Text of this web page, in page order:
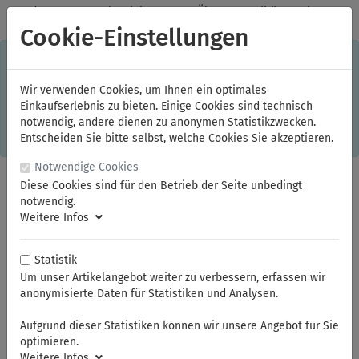
✓Jeden Monat starke Aktionen ✓Über 20 Qualitätsmarken ✓
Kostenlose Lieferung im Inland ab 150,00 Euro Bruttowarenwert
Einkaufserlebnis. Dabei werden beispielsweise die Session-
Informationen oder die Spracheinstellung auf Ihrem Rechner
gespeichert. Ohne Cookies ist der Funktionsumfang des
Online-Shops eingeschränkt. Sind Sie damit nicht
einverstanden, klicken Sie bitte hier.
Kraftschrauber-Werkzeuge 3/8"
Kraftschrauber-Steckschlüssel-Einsätze 3/8"
Cookie-Einstellungen
Wir verwenden Cookies, um Ihnen ein optimales
Einkaufserlebnis zu bieten. Einige Cookies sind technisch
notwendig, andere dienen zu anonymen Statistikzwecken.
Entscheiden Sie bitte selbst, welche Cookies Sie akzeptieren.
Notwendige Cookies
Diese Cookies sind für den Betrieb der Seite unbedingt
notwendig.
Weitere Infos
Statistik
Um unser Artikelangebot weiter zu verbessern, erfassen wir
anonymisierte Daten für Statistiken und Analysen.
Aufgrund dieser Statistiken können wir unsere Angebot für Sie
optimieren.